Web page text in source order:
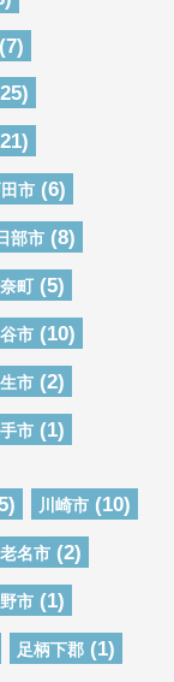
(7)
市 (6)
部市 (8)
町 (5)
市 (10)
市 (2)
市 (1)
川崎市 (10)
名市 (2)
市 (1)
足柄下郡 (1)